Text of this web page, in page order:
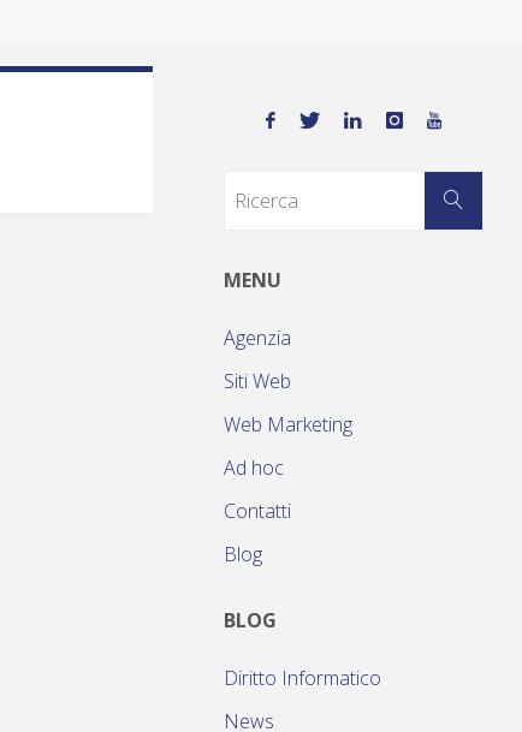
MENU
Agenzia
Siti Web
Web Marketing
Ad hoc
Contatti
Blog
BLOG
Diritto Informatico
News